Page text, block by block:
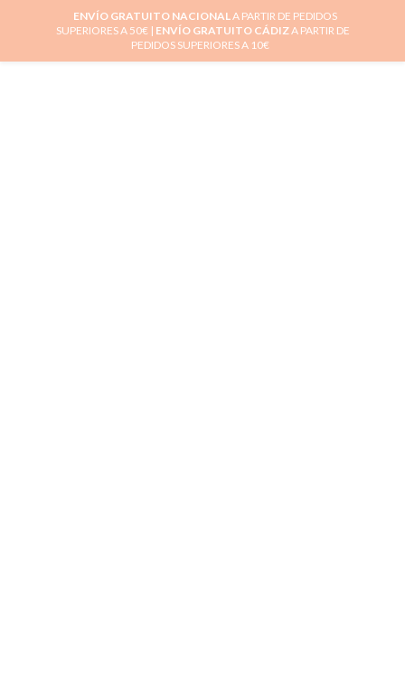
ENVÍO GRATUITO NACIONALA PARTIR DE PEDIDOS
SUPERIORES A 50€ | ENVÍO GRATUITO CÁDIZA PARTIR DE
PEDIDOS SUPERIORES A 10€